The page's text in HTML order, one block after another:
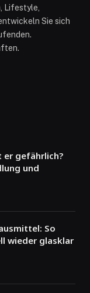
Lifestyle,
Sie sich
er gefährlich?
und
So
wieder glasklar